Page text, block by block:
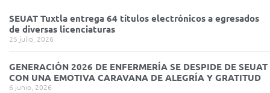
SEUAT Tuxtla entrega 64 títulos electrónicos a egresados
de diversas licenciaturas
25 julio, 2026
GENERACIÓN 2026 DE ENFERMERÍA SE DESPIDE DE SEUAT
CON UNA EMOTIVA CARAVANA DE ALEGRÍA Y GRATITUD
6 junio, 2026